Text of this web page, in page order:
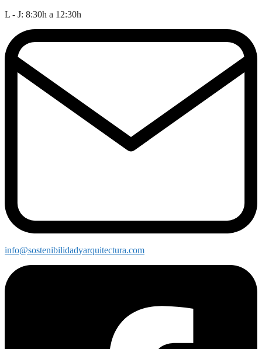
L - J: 8:30h a 12:30h
info@sostenibilidadyarquitectura.com